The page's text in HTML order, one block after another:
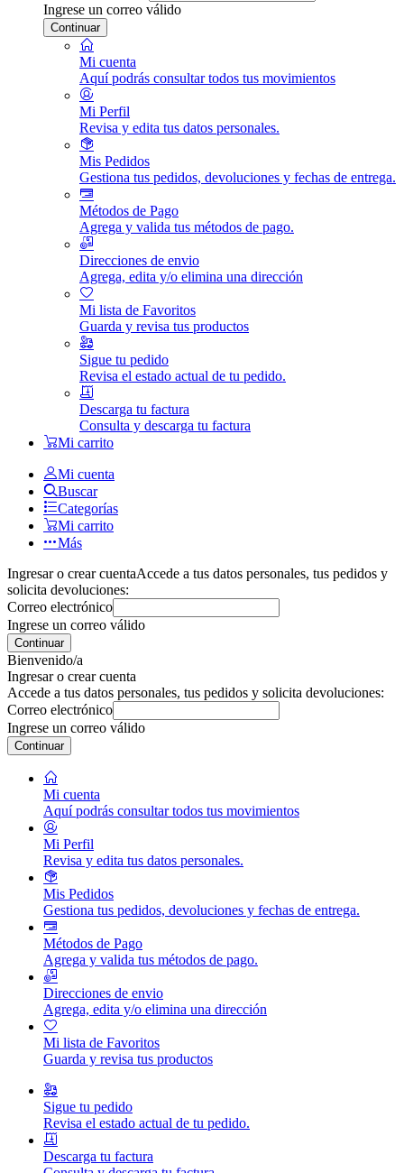
Ingrese un correo válido
Continuar
Mi cuenta
Aquí podrás consultar todos tus movimientos
Mi Perfil
Revisa y edita tus datos personales.
Mis Pedidos
Gestiona tus pedidos, devoluciones y fechas de entrega.
Métodos de Pago
Agrega y valida tus métodos de pago.
Direcciones de envio
Agrega, edita y/o elimina una dirección
Mi lista de Favoritos
Guarda y revisa tus productos
Sigue tu pedido
Revisa el estado actual de tu pedido.
Descarga tu factura
Consulta y descarga tu factura
Mi carrito
Mi cuenta
Buscar
Categorías
Mi carrito
Más
Ingresar o crear cuentaAccede a tus datos personales, tus pedidos y
solicita devoluciones:
Correo electrónico
Ingrese un correo válido
Continuar
Bienvenido/a
Ingresar o crear cuenta
Accede a tus datos personales, tus pedidos y solicita devoluciones:
Correo electrónico
Ingrese un correo válido
Continuar
Mi cuenta
Aquí podrás consultar todos tus movimientos
Mi Perfil
Revisa y edita tus datos personales.
Mis Pedidos
Gestiona tus pedidos, devoluciones y fechas de entrega.
Métodos de Pago
Agrega y valida tus métodos de pago.
Direcciones de envio
Agrega, edita y/o elimina una dirección
Mi lista de Favoritos
Guarda y revisa tus productos
Sigue tu pedido
Revisa el estado actual de tu pedido.
Descarga tu factura